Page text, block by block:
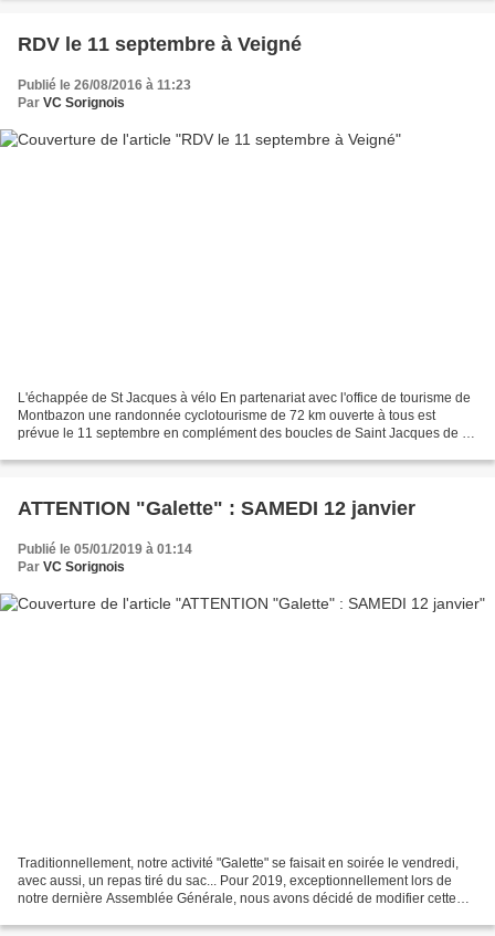
RDV le 11 septembre à Veigné
Publié le 26/08/2016 à 11:23
Par VC Sorignois
L'échappée de St Jacques à vélo En partenariat avec l'office de tourisme de
Montbazon une randonnée cyclotourisme de 72 km ouverte à tous est
prévue le 11 septembre en complément des boucles de Saint Jacques de 20
ATTENTION "Galette" : SAMEDI 12 janvier
Publié le 05/01/2019 à 01:14
Par VC Sorignois
Traditionnellement, notre activité "Galette" se faisait en soirée le vendredi,
avec aussi, un repas tiré du sac... Pour 2019, exceptionnellement lors de
notre dernière Assemblée Générale, nous avons décidé de modifier cette